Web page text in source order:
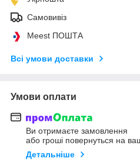
Самовивіз
Meest ПОШТА
Всі умови доставки
Умови оплати
Ви отримаєте замовлення
або гроші повернуться на
Детальніше